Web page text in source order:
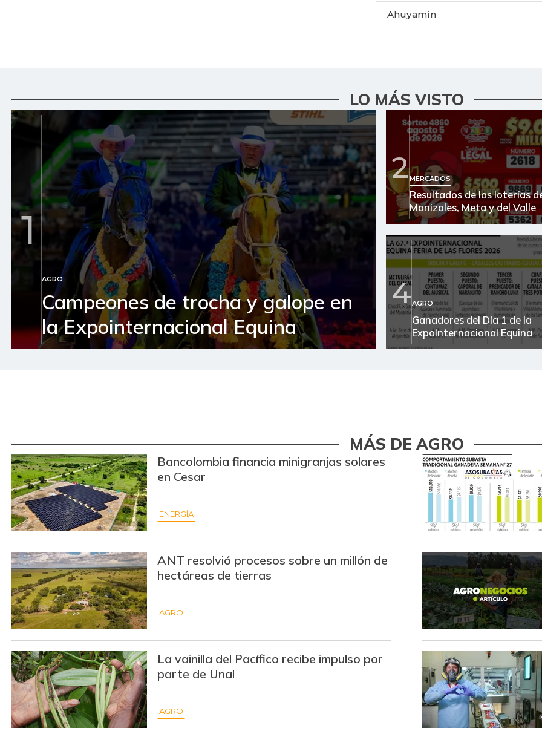
Ahuyamín
Ají topito dulce
Alas de pollo sin costillar
Arroz
Arroz blanco en bulto
Arroz de primera
Arroz de segunda
Arroz excelso
Arroz paddy verde
Arveja enlatada
Avena molida
Banano Urabá
Banano criollo
Berenjena
Blanquillo entero fresco
Bocachico criollo fresco
Bocachico importado
Bola de brazo de res
LO MÁS VISTO
1
AGRO
Campeones de trocha y galope en
la Expointernacional Equina
2MERCADOS
Resultados de las loterías
Manizales, Meta y del Valle
4AGRO
Ganadores del Día 1 de la
ExpoInternacional Equina
MÁS DE AGRO
Bancolombia financia minigranjas solares
en Cesar
ENERGÍA
ANT resolvió procesos sobre un millón de
hectáreas de tierras
AGRO
La vainilla del Pacífico recibe impulso por
parte de Unal
AGRO